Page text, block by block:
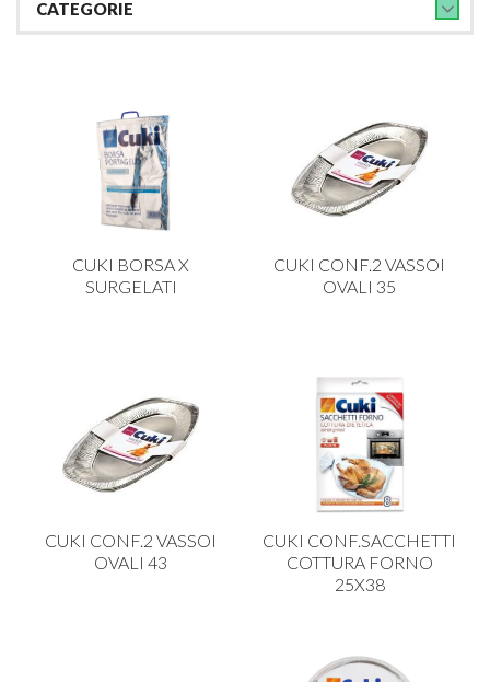
CATEGORIE
ACCESSORI TAVOLA
ACCESSORI VETRO
BILANCE
CAFFETTERIA E RICAMBI
CALICI E BICCHIERI
CAMPEGGIO E GIARDINO
CARTA
CUKI BORSA X
SURGELATI
CUKI CONF.2 VASSOI
OVALI 35
CUKI CONF.2 VASSOI
OVALI 43
CUKI CONF.SACCHETTI
COTTURA FORNO
25X38